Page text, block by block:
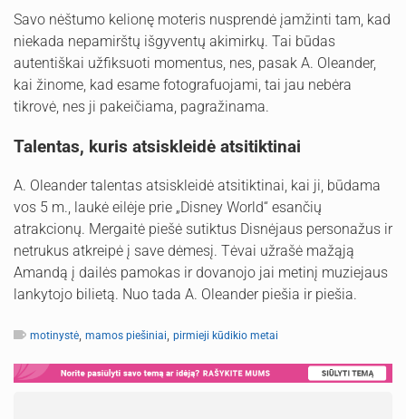
Savo nėštumo kelionę moteris nusprendė įamžinti tam, kad
niekada nepamirštų išgyventų akimirkų. Tai būdas
autentiškai užfiksuoti momentus, nes, pasak A. Oleander,
kai žinome, kad esame fotografuojami, tai jau nebėra
tikrovė, nes ji pakeičiama, pagražinama.
Talentas, kuris atsiskleidė atsitiktinai
A. Oleander talentas atsiskleidė atsitiktinai, kai ji, būdama
vos 5 m., laukė eilėje prie „Disney World“ esančių
atrakcionų. Mergaitė piešė sutiktus Disnėjaus personažus ir
netrukus atkreipė į save dėmesį. Tėvai užrašė mažąją
Amandą į dailės pamokas ir dovanojo jai metinį muziejaus
lankytojo bilietą. Nuo tada A. Oleander piešia ir piešia.
motinystė, mamos piešiniai, pirmieji kūdikio metai